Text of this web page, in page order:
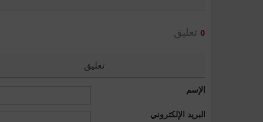
0 تعليق
تعليق
الإسم
البريد الإلكتروني